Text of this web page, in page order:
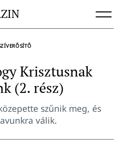
Krisztusnak
(2. rész)
szűnik meg, és
válik.